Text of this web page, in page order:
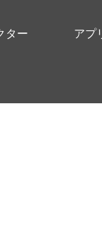
ター アプ